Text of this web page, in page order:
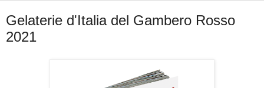
Gelaterie d'Italia del Gambero Rosso
2021